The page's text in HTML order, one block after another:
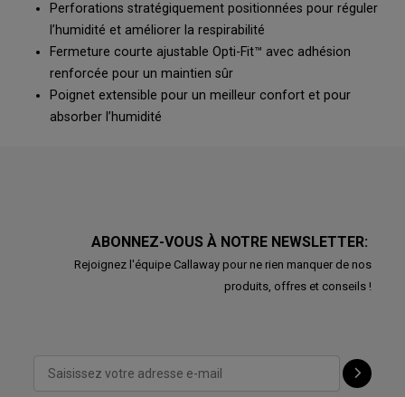
Perforations stratégiquement positionnées pour réguler
l’humidité et améliorer la respirabilité
Fermeture courte ajustable Opti-Fit™️ avec adhésion
renforcée pour un maintien sûr
Poignet extensible pour un meilleur confort et pour
absorber l’humidité
ABONNEZ-VOUS À NOTRE NEWSLETTER:
Rejoignez l'équipe Callaway pour ne rien manquer de nos
produits, offres et conseils !